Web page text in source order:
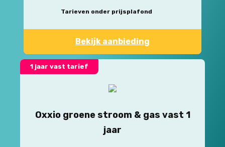
Tarieven onder prijsplafond
Bekijk aanbieding
1 jaar vast tarief
Oxxio groene stroom & gas vast 1
jaar